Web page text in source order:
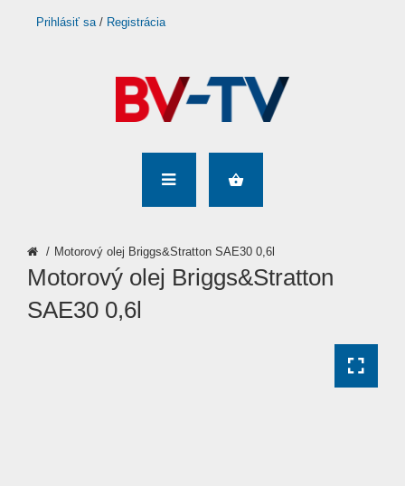
Prihlásiť sa/ Registrácia
Motorový olej Briggs&Stratton SAE30 0,6l
Motorový olej Briggs&Stratton
SAE30 0,6l